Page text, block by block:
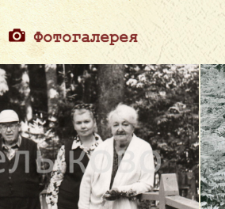
Фотогалерея